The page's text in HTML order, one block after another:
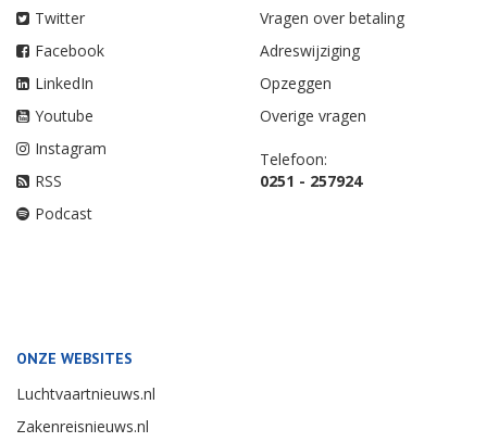
Twitter
Facebook
LinkedIn
Youtube
Instagram
RSS
Podcast
Vragen over betaling
Adreswijziging
Opzeggen
Overige vragen
Telefoon:
0251 - 257924
ONZE WEBSITES
Luchtvaartnieuws.nl
Zakenreisnieuws.nl